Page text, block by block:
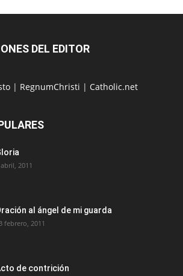
DEL EDITOR
| RegnumChristi | Catholic.net
2011
al ángel de mi guarda
febrero, 2011
de contrición